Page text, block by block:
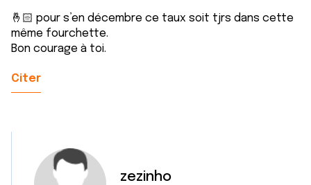
🤞🏻 pour s’en décembre ce taux soit tjrs dans cette
même fourchette.
Bon courage à toi.
Citer
zezinho